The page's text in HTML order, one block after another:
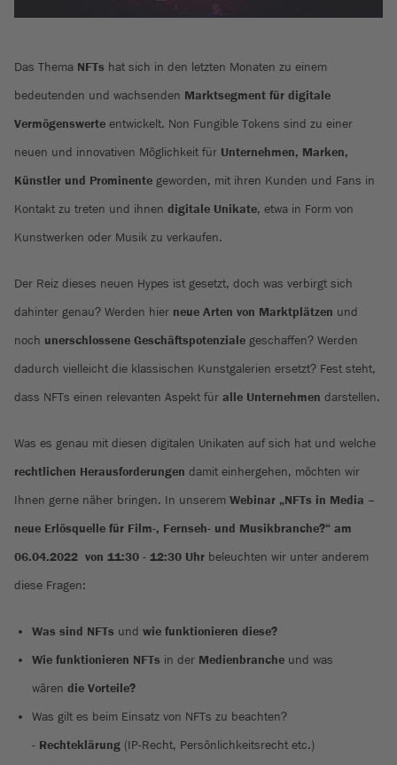
Das Thema NFTs hat sich in den letzten Monaten zu einem
bedeutenden und wachsenden Marktsegment für digitale
Vermögenswerte entwickelt. Non Fungible Tokens sind zu einer
neuen und innovativen Möglichkeit für Unternehmen, Marken,
Künstler und Prominente geworden, mit ihren Kunden und Fans in
Kontakt zu treten und ihnen digitale Unikate, etwa in Form von
Kunstwerken oder Musik zu verkaufen.
Der Reiz dieses neuen Hypes ist gesetzt, doch was verbirgt sich
dahinter genau? Werden hier neue Arten von Marktplätzen und
noch unerschlossene Geschäftspotenziale geschaffen? Werden
dadurch vielleicht die klassischen Kunstgalerien ersetzt? Fest steht,
dass NFTs einen relevanten Aspekt für alle Unternehmen darstellen.
Was es genau mit diesen digitalen Unikaten auf sich hat und welche
rechtlichen Herausforderungen damit einhergehen, möchten wir
Ihnen gerne näher bringen. In unserem Webinar „NFTs in Media –
neue Erlösquelle für Film-, Fernseh- und Musikbranche?“ am
06.04.2022 von 11:30 - 12:30 Uhr beleuchten wir unter anderem
diese Fragen:
Was sind NFTs und wie funktionieren diese?
Wie funktionieren NFTs in der Medienbranche und was
wären die Vorteile?
Was gilt es beim Einsatz von NFTs zu beachten?
- Rechteklärung (IP-Recht, Persönlichkeitsrecht etc.)